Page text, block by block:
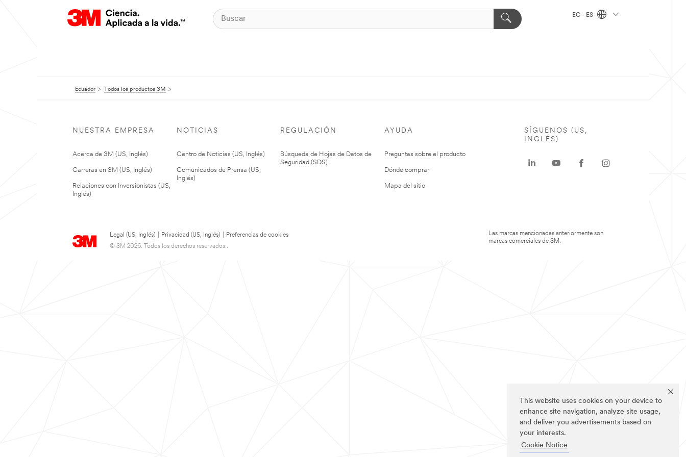
This website uses cookies on your device to
enhance site navigation, analyze site usage,
and deliver you advertisements based on
your interests.
Cookie Notice
EC - ES
Ecuador Todos los productos 3M
NUESTRA EMPRESA
Acerca de 3M (US, Inglés)
Carreras en 3M (US, Inglés)
Relaciones con Inversionistas (US,
Inglés)
NOTICIAS
Centro de Noticias (US, Inglés)
Comunicados de Prensa (US,
Inglés)
REGULACIÓN
Búsqueda de Hojas de Datos de
Seguridad (SDS)
AYUDA
Preguntas sobre el producto
Dónde comprar
Mapa del sitio
Legal (US, Inglés) Privacidad (US, Inglés)
Preferencias de cookies
© 3M 2026. Todos los derechos reservados..
SÍGUENOS (US,
INGLÉS)
Las marcas mencionadas anteriormente son
marcas comerciales de 3M.